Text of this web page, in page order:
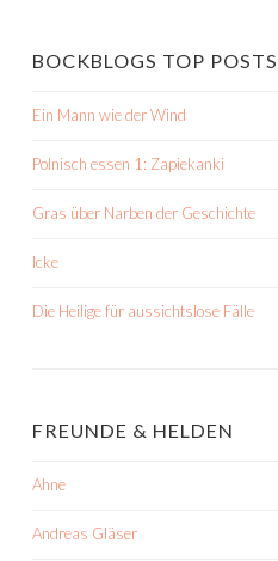
BOCKBLOGS TOP POSTS
Ein Mann wie der Wind
Polnisch essen 1: Zapiekanki
Gras über Narben der Geschichte
Icke
Die Heilige für aussichtslose Fälle
FREUNDE & HELDEN
Ahne
Andreas Gläser